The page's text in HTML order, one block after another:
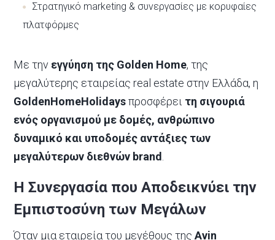
Στρατηγικό marketing & συνεργασίες με κορυφαίες
πλατφόρμες
Με την εγγύηση της Golden Home, της
μεγαλύτερης εταιρείας real estate στην Ελλάδα, η
GoldenHomeHolidaysπροσφέρει τη σιγουριά
ενός οργανισμού με δομές, ανθρώπινο
δυναμικό και υποδομές αντάξιες των
μεγαλύτερων διεθνών brand.
Η Συνεργασία που Αποδεικνύει την
Εμπιστοσύνη των Μεγάλων
Όταν μια εταιρεία του μεγέθους τηςAvin